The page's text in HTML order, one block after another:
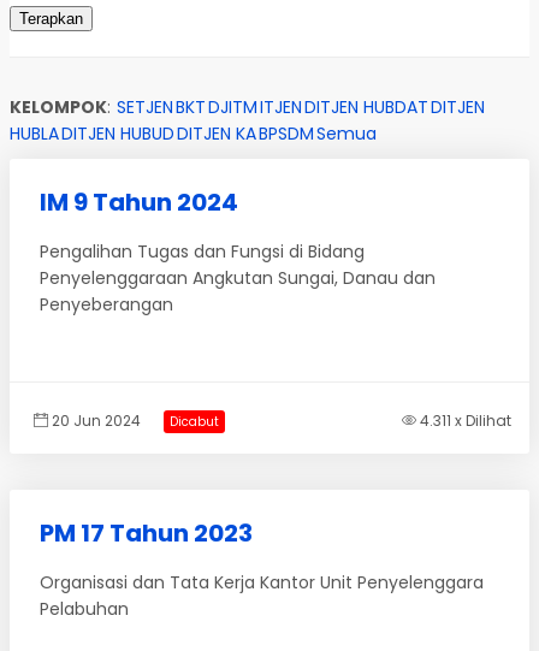
KELOMPOK: SETJENBKTDJITMITJENDITJEN HUBDATDITJEN
HUBLADITJEN HUBUDDITJEN KABPSDMSemua
IM 9 Tahun 2024
Pengalihan Tugas dan Fungsi di Bidang
Penyelenggaraan Angkutan Sungai, Danau dan
Penyeberangan
20 Jun 2024 Dicabut 4.311 x Dilihat
PM 17 Tahun 2023
Organisasi dan Tata Kerja Kantor Unit Penyelenggara
Pelabuhan